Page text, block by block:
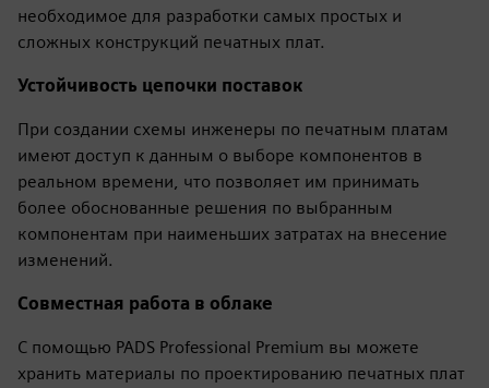
необходимое для разработки самых простых и
сложных конструкций печатных плат.
Устойчивость цепочки поставок
При создании схемы инженеры по печатным платам
имеют доступ к данным о выборе компонентов в
реальном времени, что позволяет им принимать
более обоснованные решения по выбранным
компонентам при наименьших затратах на внесение
изменений.
Совместная работа в облаке
С помощью PADS Professional Premium вы можете
хранить материалы по проектированию печатных плат